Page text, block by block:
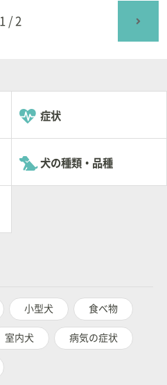
1/2
症状
犬の種類・品種
小型犬 食べ物
室内犬 病気の症状